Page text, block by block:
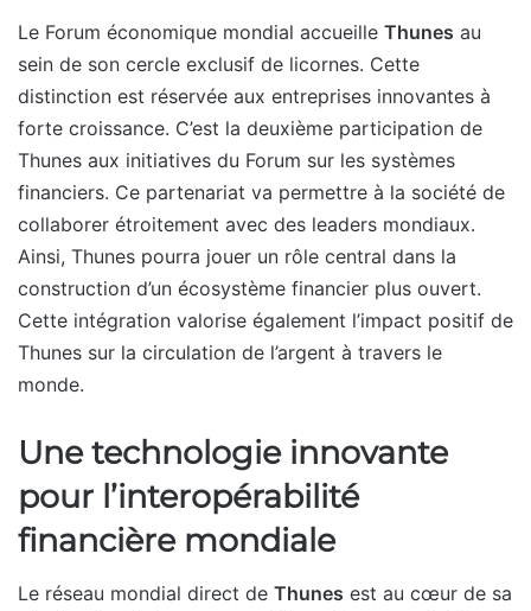
Le Forum économique mondial accueille Thunes au
sein de son cercle exclusif de licornes. Cette
distinction est réservée aux entreprises innovantes à
forte croissance. C’est la deuxième participation de
Thunes aux initiatives du Forum sur les systèmes
financiers. Ce partenariat va permettre à la société de
collaborer étroitement avec des leaders mondiaux.
Ainsi, Thunes pourra jouer un rôle central dans la
construction d’un écosystème financier plus ouvert.
Cette intégration valorise également l’impact positif de
Thunes sur la circulation de l’argent à travers le
monde.
Une technologie innovante
pour l’interopérabilité
financière mondiale
Le réseau mondial direct de Thunes est au cœur de sa